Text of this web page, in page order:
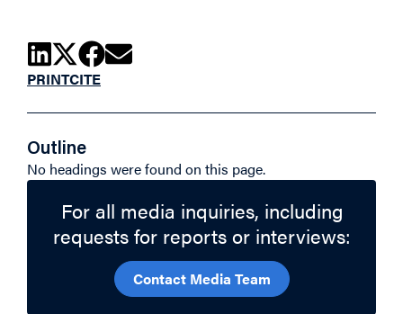
PRINTCITE
Outline
No headings were found on this page.
For all media inquiries, including
requests for reports or interviews:
Contact Media Team